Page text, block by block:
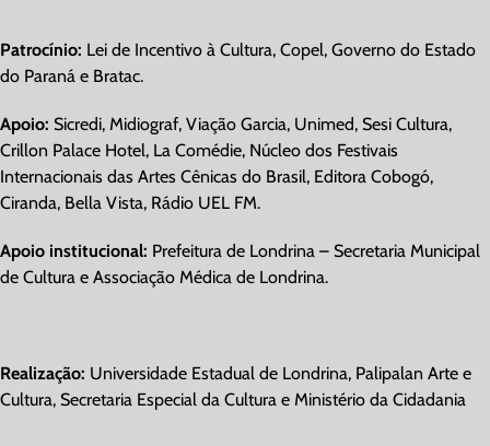
Patrocínio: Lei de Incentivo à Cultura, Copel, Governo do Estado
do Paraná e Bratac.
Apoio: Sicredi, Midiograf, Viação Garcia, Unimed, Sesi Cultura,
Crillon Palace Hotel, La Comédie, Núcleo dos Festivais
Internacionais das Artes Cênicas do Brasil, Editora Cobogó,
Ciranda, Bella Vista, Rádio UEL FM.
Apoio institucional: Prefeitura de Londrina – Secretaria Municipal
de Cultura e Associação Médica de Londrina.
Realização: Universidade Estadual de Londrina, Palipalan Arte e
Cultura, Secretaria Especial da Cultura e Ministério da Cidadania